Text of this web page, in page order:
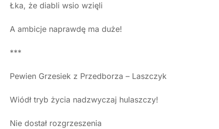
Łka, że diabli wsio wzięli
A ambicje naprawdę ma duże!
***
Pewien Grzesiek z Przedborza – Laszczyk
Wiódł tryb życia nadzwyczaj hulaszczy!
Nie dostał rozgrzeszenia